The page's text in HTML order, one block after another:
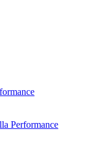
Performance